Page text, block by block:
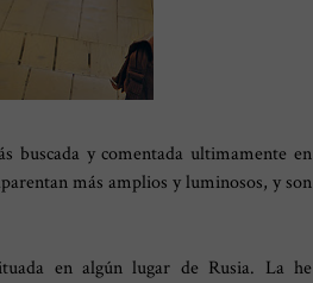
buscada y comentada ultimamente en
más amplios y luminosos, y son
en algún lugar de Rusia. La he